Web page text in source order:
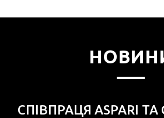
СПІВПРАЦЯ ASPARI ТА